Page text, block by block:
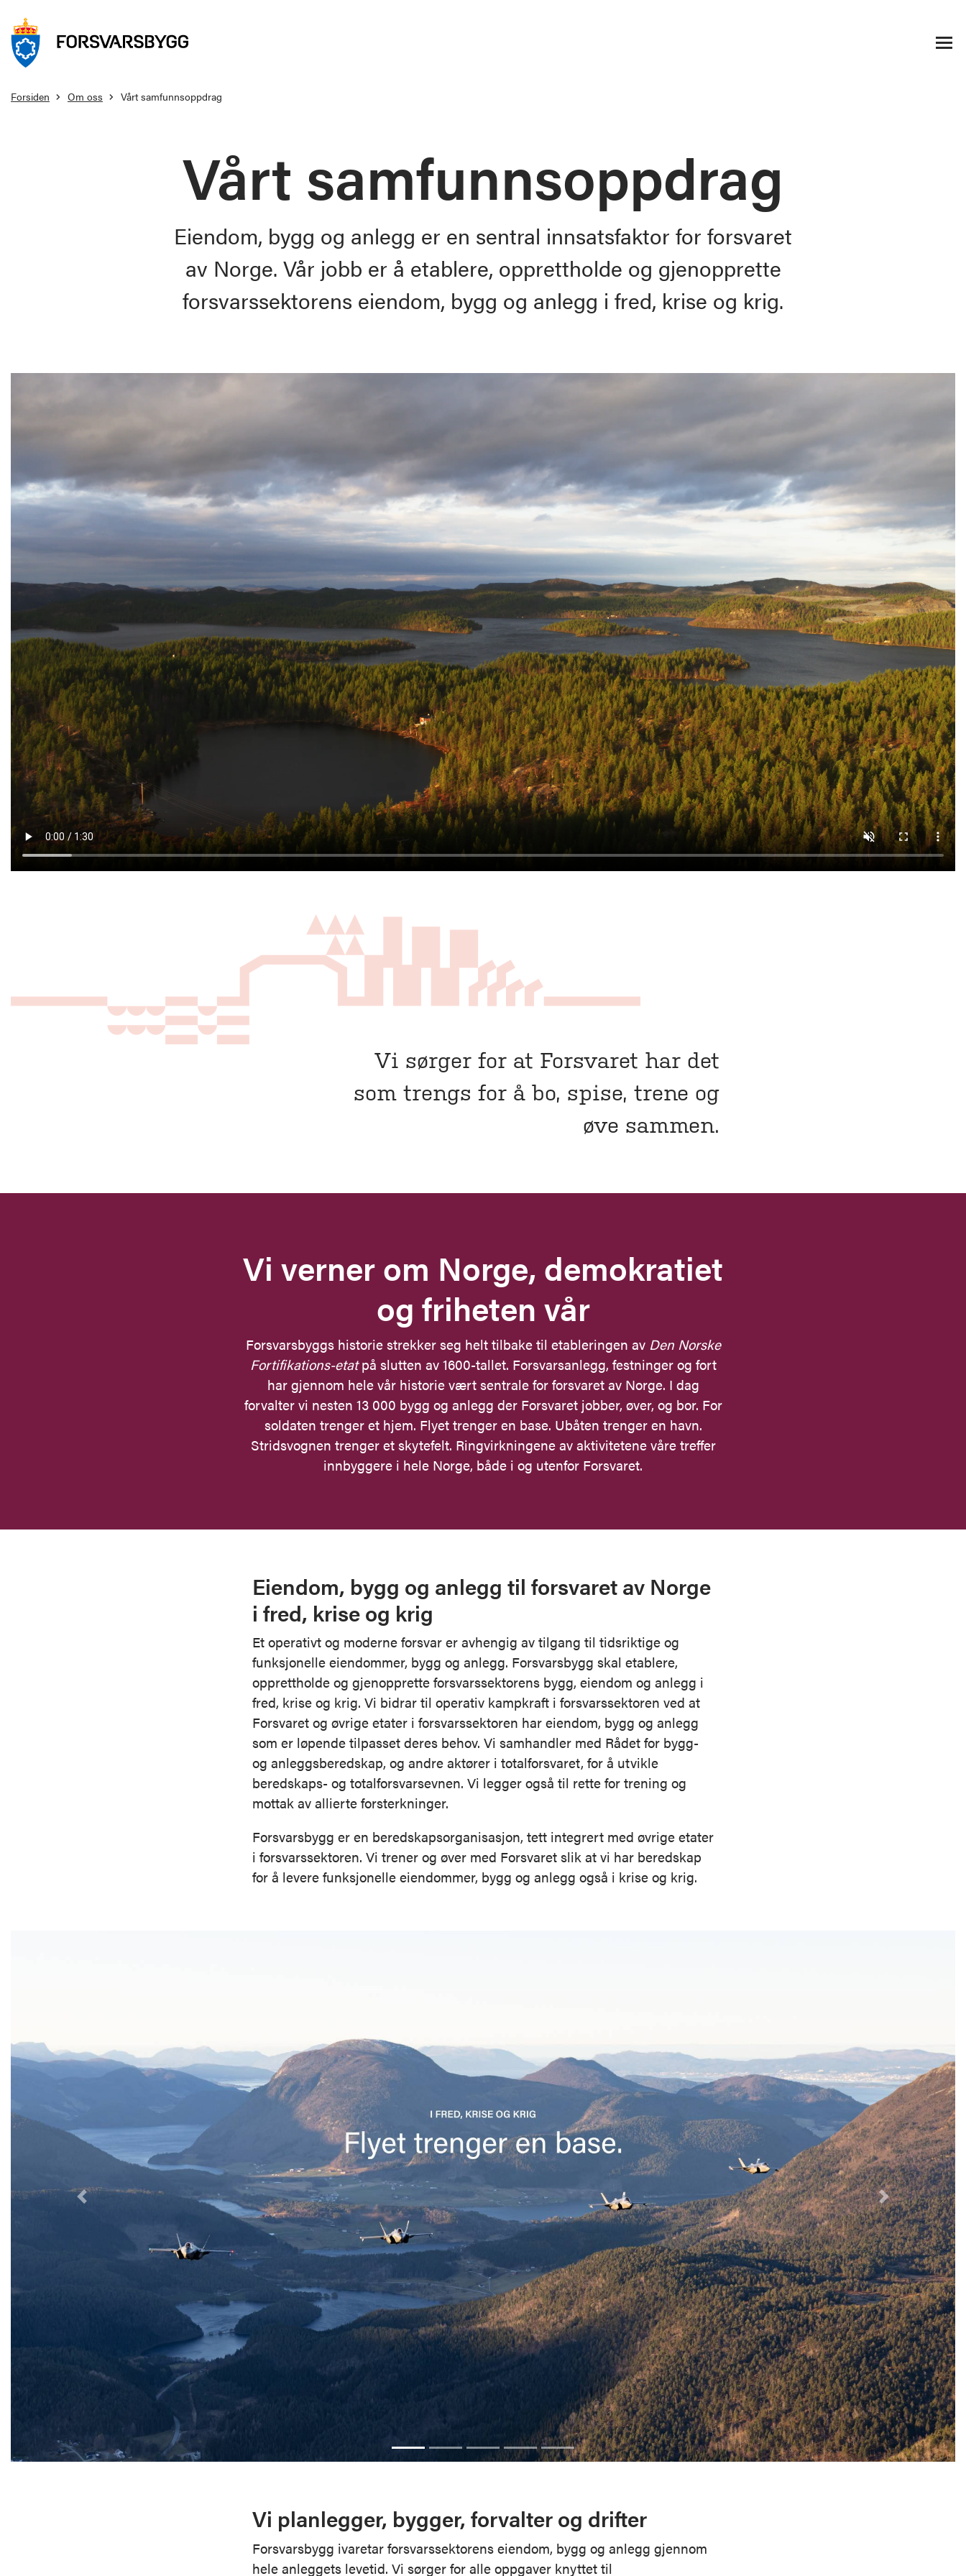
Forsiden Om oss Vårt samfunnsoppdrag
Vårt samfunns­oppdrag
Eiendom, bygg og anlegg er en sentral innsatsfaktor for forsvaret
av Norge. Vår jobb er å etablere, opprettholde og gjenopprette
forsvarssektorens eiendom, bygg og anlegg i fred, krise og krig.
Vi sørger for at Forsvaret har det
som trengs for å bo, spise, trene og
øve sammen.
Vi verner om Norge, demokratiet
og friheten vår
Forsvarsbyggs historie strekker seg helt tilbake til etableringen av Den Norske
Fortifikations-etatpå slutten av 1600-tallet. Forsvarsanlegg, festninger og fort
har gjennom hele vår historie vært sentrale for forsvaret av Norge. I dag
forvalter vi nesten 13 000 bygg og anlegg der Forsvaret jobber, øver, og bor. For
soldaten trenger et hjem. Flyet trenger en base. Ubåten trenger en havn.
Stridsvognen trenger et skytefelt. Ringvirkningene av aktivitetene våre treffer
innbyggere i hele Norge, både i og utenfor Forsvaret.
Eiendom, bygg og anlegg til forsvaret av Norge
i fred, krise og krig
Et operativt og moderne forsvar er avhengig av tilgang til tidsriktige og
funksjonelle eiendommer, bygg og anlegg. Forsvarsbygg skal etablere,
opprettholde og gjenopprette forsvarssektorens bygg, eiendom og anlegg i
fred, krise og krig. Vi bidrar til operativ kampkraft i forsvarssektoren ved at
Forsvaret og øvrige etater i forsvarssektoren har eiendom, bygg og anlegg
som er løpende tilpasset deres behov. Vi samhandler med Rådet for bygg-
og anleggsberedskap, og andre aktører i totalforsvaret, for å utvikle
beredskaps- og totalforsvarsevnen. Vi legger også til rette for trening og
mottak av allierte forsterkninger.
Forsvarsbygg er en beredskapsorganisasjon, tett integrert med øvrige etater
i forsvarssektoren. Vi trener og øver med Forsvaret slik at vi har beredskap
for å levere funksjonelle eiendommer, bygg og anlegg også i krise og krig.
Forrige Neste
Vi planlegger, bygger, forvalter og drifter
Forsvarsbygg ivaretar forsvarssektorens eiendom, bygg og anlegg gjennom
hele anleggets levetid. Vi sørger for alle oppgaver knyttet til